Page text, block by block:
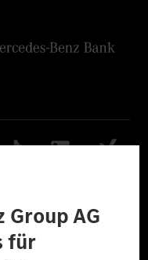
Barrierefreiheit